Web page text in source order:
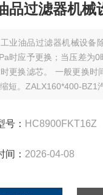
品过滤器机械
工业油品过滤器机械设备
时应予更换；当压差为
更换滤芯。 一般更换时
短。ZALX160*400-BZ1
号： HC8900FKT16Z
间： 2026-04-08